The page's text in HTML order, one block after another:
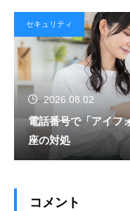
セキュリティ
2026.08.02
電話番号で「アイフ
座の対処
コメント